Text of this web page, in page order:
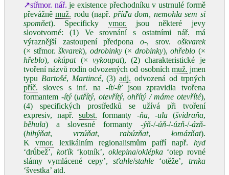
↗střmor. nář. je existence přechodníku v ustrnulé formě
převážněmuž. rodu (např. příďa dom, nemohła sem si
spomňet). Specificky vmor. jsou některé jevy
slovotvorné: (1) Ve srovnání s ostatními nář. má
výraznější zastoupení předponao-, srov. oškvarek
(× střmor.škvarek), odrobinky(× drobinky),ohřeblo (×
hřeblo),okúpat(× vykoupat), (2) charakteristické je
tvoření názvů rodin odvozených od osobních muž. jmen
typu Bartošé, Martincé, (3)adj. odvozená od trpných
příč. sloves sinf. na-ít/-íťjsou zpravidla tvořena
formantem -ítý(utřítý, otevřítý,ohřítý / máme otevříté),
(4) specifických prostředků se užívá při tvoření
expresiv, např.subst. formanty -ňa, -ula(švidraňa,
běhula) a slovesné formanty -ýň-/-úň-/-úzň-/-ázň-
(hihýňat, vrzúňat,rabúzňat, łomázňat).
K vmor. lexikálním regionalismům patří např. hyd
ʻdrůbež’, koťíkʻkotník’, oklepina/oklépkaʻotep rovné
slámy vymlácené cepy’,sťahle/stahle ʻotěže’, trnka
ʻšvestka’ atd.